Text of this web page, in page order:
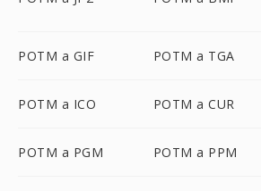
POTM a GIF POTM a TGA
POTM a ICO POTM a CUR
POTM a PGM POTM a PPM